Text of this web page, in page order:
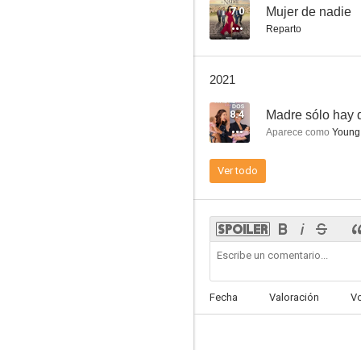
7.0 Mujer de nadie
Reparto
2021
8.4 Madre sólo hay
Aparece como
Ver todo
Fecha Valoración